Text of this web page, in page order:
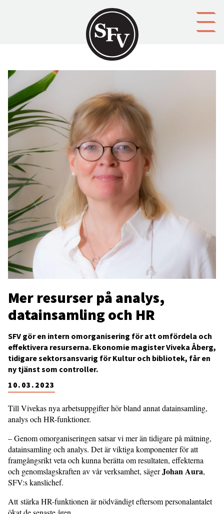
Mer resurser på analys,
datainsamling och HR
10.03.2023
SFV gör en intern omorganisering för att omfördela och
effektivera resurserna. Ekonomie magister Viveka Åberg,
tidigare sektorsansvarig för Kultur och bibliotek, får en
ny tjänst som controller.
Till Vivekas nya arbetsuppgifter hör bland annat datainsamling,
analys och HR-funktioner.
– Genom omorganiseringen satsar vi mer än tidigare på mätning,
datainsamling och analys. Det är viktiga komponenter för att
framgångsrikt veta och kunna berätta om resultaten, effekterna
och genomslagskraften av vår verksamhet, sägerJohan Aura,
SFV:s kanslichef.
Att stärka HR-funktionen är nödvändigt eftersom personalantalet